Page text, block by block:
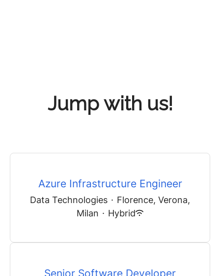
Jump with us!
Azure Infrastructure Engineer
Data Technologies · Florence, Verona,
Milan · Hybrid
Senior Software Developer